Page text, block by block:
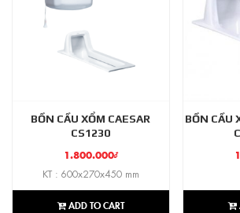
BỒN CẦU XỔM CAESAR
CS1230
1.800.000₫
KT : 600x270x450 mm
ADD TO CART
BỒN CẦU